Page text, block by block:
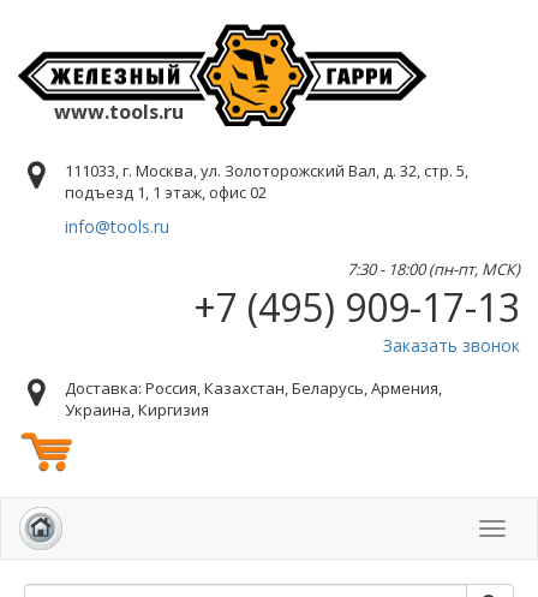
www.tools.ru
111033, г. Москва, ул. Золоторожский Вал, д. 32, стр. 5,
подъезд 1, 1 этаж, офис 02
info@tools.ru
7:30 - 18:00 (пн-пт, МСК)
+7 (495) 909-17-13
Заказать звонок
Доставка: Россия, Казахстан, Беларусь, Армения,
Украина, Киргизия